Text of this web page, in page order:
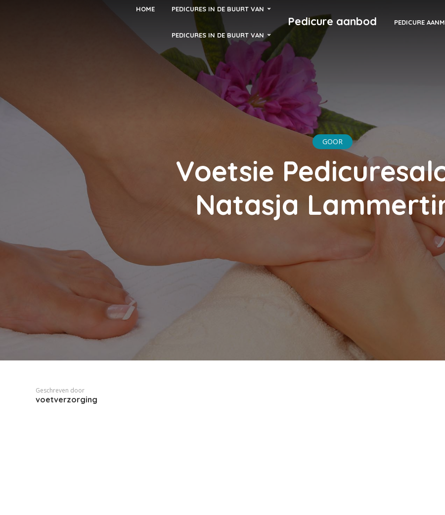
HOME PEDICURES IN DE BUURT VAN
PEDICURES IN DE BUURT VAN
Pedicure aanbod PEDICURE
GOOR
Voetsie
Natasja
Geschreven door
voetverzorging